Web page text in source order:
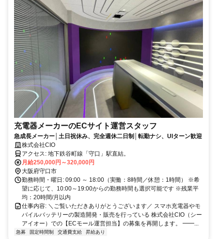
充電器メーカーのECサイト運営スタッフ
急成長メーカー│土日祝休み、完全週休二日制│転勤ナシ、UIターン歓迎
株式会社CIO
アクセス: 地下鉄谷町線「守口」駅直結。
月給250,000円～320,000円
大阪府守口市
勤務時間・曜日: 09:00 ～ 18:00（実働：8時間／休憩：1時間） ※希
望に応じて、10:00～19:00からの勤務時間も選択可能です ※残業平
均：20時間/月以内
仕事内容: ＼ご覧いただきありがとうございます／ スマホ充電器やモ
バイルバッテリーの製造開発・販売を行っている 株式会社CIO（シー
アイオー）での【ECモール運営担当】の募集を再開します。 ━━...
急募 固定時間制 交通費支給 昇給あり